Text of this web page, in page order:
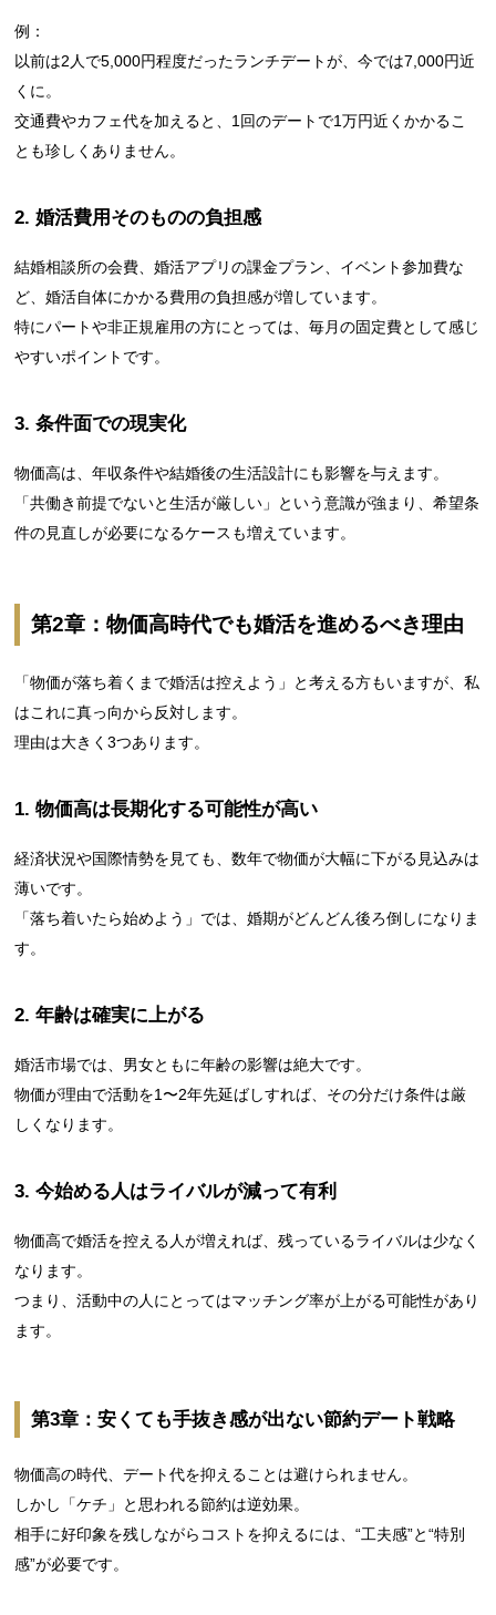
例：
以前は2人で5,000円程度だったランチデートが、今では7,000円近
くに。
交通費やカフェ代を加えると、1回のデートで1万円近くかかるこ
とも珍しくありません。
2. 婚活費用そのものの負担感
結婚相談所の会費、婚活アプリの課金プラン、イベント参加費な
ど、婚活自体にかかる費用の負担感が増しています。
特にパートや非正規雇用の方にとっては、毎月の固定費として感じ
やすいポイントです。
3. 条件面での現実化
物価高は、年収条件や結婚後の生活設計にも影響を与えます。
「共働き前提でないと生活が厳しい」という意識が強まり、希望条
件の見直しが必要になるケースも増えています。
第2章：物価高時代でも婚活を進めるべき理由
「物価が落ち着くまで婚活は控えよう」と考える方もいますが、私
はこれに真っ向から反対します。
理由は大きく3つあります。
1. 物価高は長期化する可能性が高い
経済状況や国際情勢を見ても、数年で物価が大幅に下がる見込みは
薄いです。
「落ち着いたら始めよう」では、婚期がどんどん後ろ倒しになりま
す。
2. 年齢は確実に上がる
婚活市場では、男女ともに年齢の影響は絶大です。
物価が理由で活動を1〜2年先延ばしすれば、その分だけ条件は厳
しくなります。
3. 今始める人はライバルが減って有利
物価高で婚活を控える人が増えれば、残っているライバルは少なく
なります。
つまり、活動中の人にとってはマッチング率が上がる可能性があり
ます。
第3章：安くても手抜き感が出ない節約デート戦略
物価高の時代、デート代を抑えることは避けられません。
しかし「ケチ」と思われる節約は逆効果。
相手に好印象を残しながらコストを抑えるには、“工夫感”と“特別
感”が必要です。